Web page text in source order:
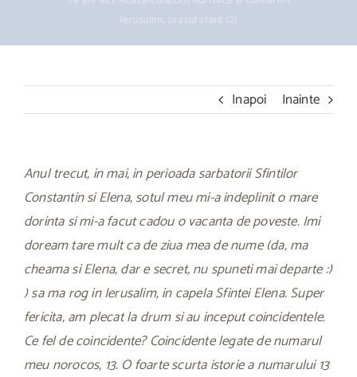
Ierusalim, orasul sfant (2)
Inapoi Inainte
Anul trecut, in mai, in perioada sarbatorii Sfintilor
Constantin si Elena, sotul meu mi-a indeplinit o mare
dorinta si mi-a facut cadou o vacanta de poveste. Imi
doream tare mult ca de ziua mea de nume (da, ma
cheama si Elena, dar e secret, nu spuneti mai departe :)
) sa ma rog in Ierusalim, in capela Sfintei Elena. Super
fericita, am plecat la drum si au inceput coincidentele.
Ce fel de coincidente? Coincidente legate de numarul
meu norocos, 13. O foarte scurta istorie a numarului 13